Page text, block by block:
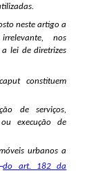
neste artigo a
nos
lei de diretrizes
constituem
de serviços,
execução de
urbanos a
do art. 182 da